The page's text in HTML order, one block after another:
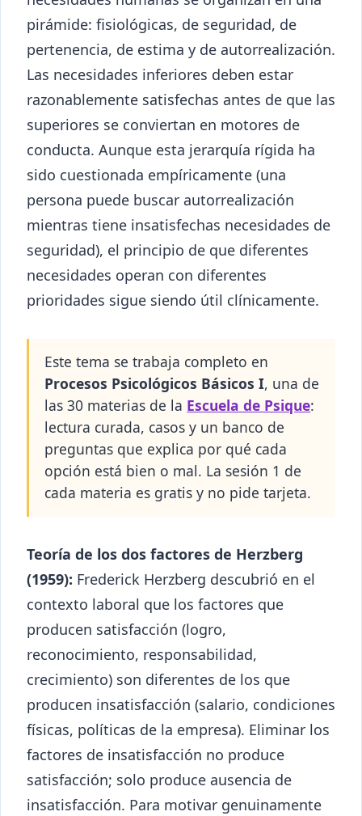
pirámide: fisiológicas, de seguridad, de
pertenencia, de estima y de autorrealización.
Las necesidades inferiores deben estar
razonablemente satisfechas antes de que las
superiores se conviertan en motores de
conducta. Aunque esta jerarquía rígida ha
sido cuestionada empíricamente (una
persona puede buscar autorrealización
mientras tiene insatisfechas necesidades de
seguridad), el principio de que diferentes
necesidades operan con diferentes
prioridades sigue siendo útil clínicamente.
Este tema se trabaja completo en
Procesos Psicológicos Básicos I, una de
las 30 materias de la Escuela de Psique:
lectura curada, casos y un banco de
preguntas que explica por qué cada
opción está bien o mal. La sesión 1 de
cada materia es gratis y no pide tarjeta.
Teoría de los dos factores de Herzberg
(1959): Frederick Herzberg descubrió en el
contexto laboral que los factores que
producen satisfacción (logro,
reconocimiento, responsabilidad,
crecimiento) son diferentes de los que
producen insatisfacción (salario, condiciones
físicas, políticas de la empresa). Eliminar los
factores de insatisfacción no produce
satisfacción; solo produce ausencia de
insatisfacción. Para motivar genuinamente